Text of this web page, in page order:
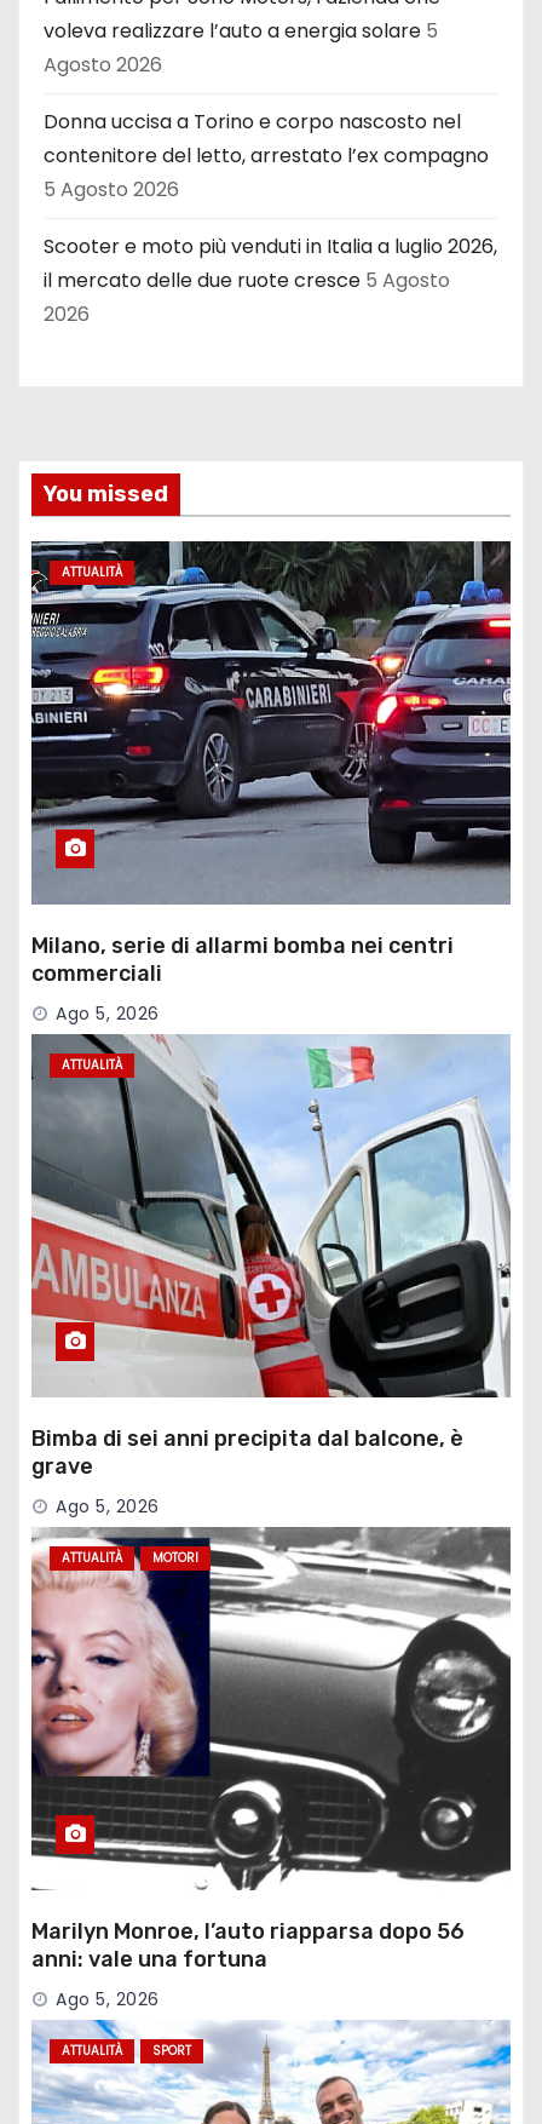
voleva realizzare l’auto a energia solare 5
Agosto 2026
Donna uccisa a Torino e corpo nascosto nel
contenitore del letto, arrestato l’ex compagno
5 Agosto 2026
Scooter e moto più venduti in Italia a luglio 2026,
il mercato delle due ruote cresce 5 Agosto
2026
You missed
ATTUALITÀ
Milano, serie di allarmi bomba nei centri
commerciali
Ago 5, 2026
ATTUALITÀ
Bimba di sei anni precipita dal balcone, è
grave
Ago 5, 2026
ATTUALITÀ MOTORI
Marilyn Monroe, l’auto riapparsa dopo 56
anni: vale una fortuna
Ago 5, 2026
ATTUALITÀ SPORT